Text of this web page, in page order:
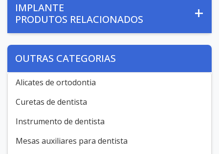
IMPLANTE
PRODUTOS RELACIONADOS
OUTRAS CATEGORIAS
Alicates de ortodontia
Curetas de dentista
Instrumento de dentista
Mesas auxiliares para dentista